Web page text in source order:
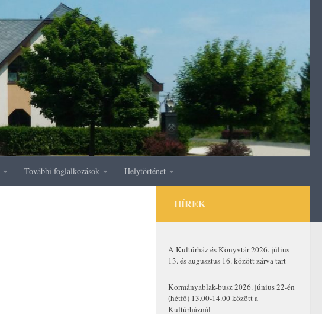
További foglalkozások Helytörténet
HÍREK
A Kultúrház és Könyvtár 2026. július
13. és augusztus 16. között zárva tart
Kormányablak-busz 2026. június 22-én
(hétfő) 13.00-14.00 között a
Kultúrháznál